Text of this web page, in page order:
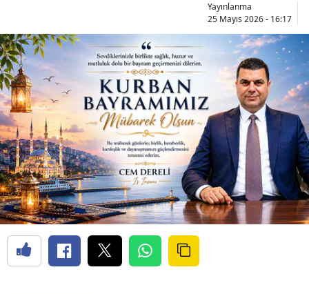
Yayınlanma
25 Mayıs 2026 - 16:17